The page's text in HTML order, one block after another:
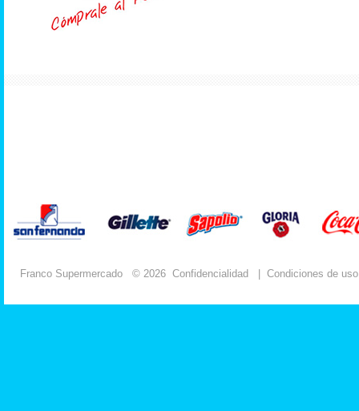
Franco Supermercado © 2026 Confidencialidad Condiciones de uso